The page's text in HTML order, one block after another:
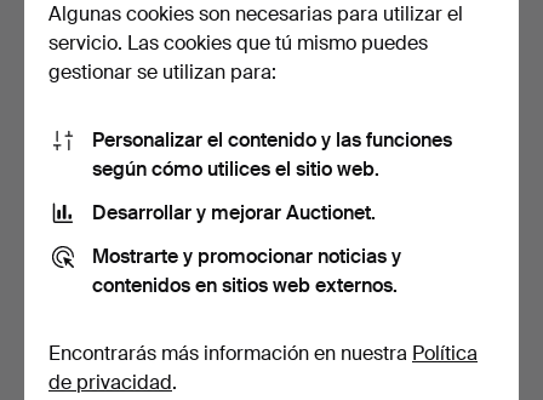
SIMEON BUCHBINDER
(1853-1908). Adoración, …
Subastado 24 may 2026
15 pujas
1.620 USD
GEORGIY BEIDEMAN (ACT.
1880-1900). Pescado…
25 pujas
1.204 USD
Algunas cookies son necesarias para utilizar el
servicio. Las cookies que tú mismo puedes
gestionar se utilizan para:
Personalizar el contenido y las funciones
según cómo utilices el sitio web.
Desarrollar y mejorar Auctionet.
Mostrarte y promocionar noticias y
contenidos en sitios web externos.
Encontrarás más información en nuestra Política
de privacidad.